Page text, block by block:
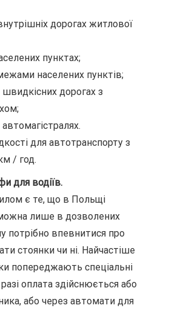
дорогах житлової
пунктах;
населених пунктів;
дорогах з
для автотранспорту з
/ год.
для водіїв.
є те, що в Польщі
лише в дозволених
потрібно впевнитися про
стоянки чи ні. Найчастіше
попереджають спеціальні
оплата здійснюється або
або через автомати для